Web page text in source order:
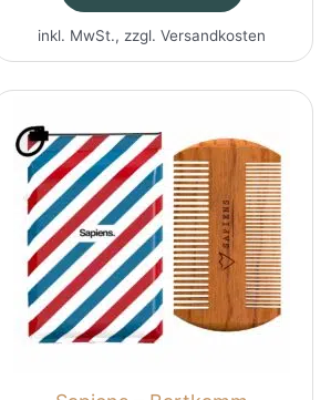
inkl. MwSt., zzgl.Versandkosten